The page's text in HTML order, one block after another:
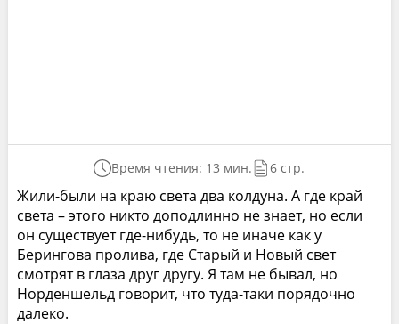
Время чтения: 13 мин. 6 стр.
Жили-были на краю света два колдуна. А где край
света – этого никто доподлинно не знает, но если
он существует где-нибудь, то не иначе как у
Берингова пролива, где Старый и Новый свет
смотрят в глаза друг другу. Я там не бывал, но
Норденшельд говорит, что туда-таки порядочно
далеко.